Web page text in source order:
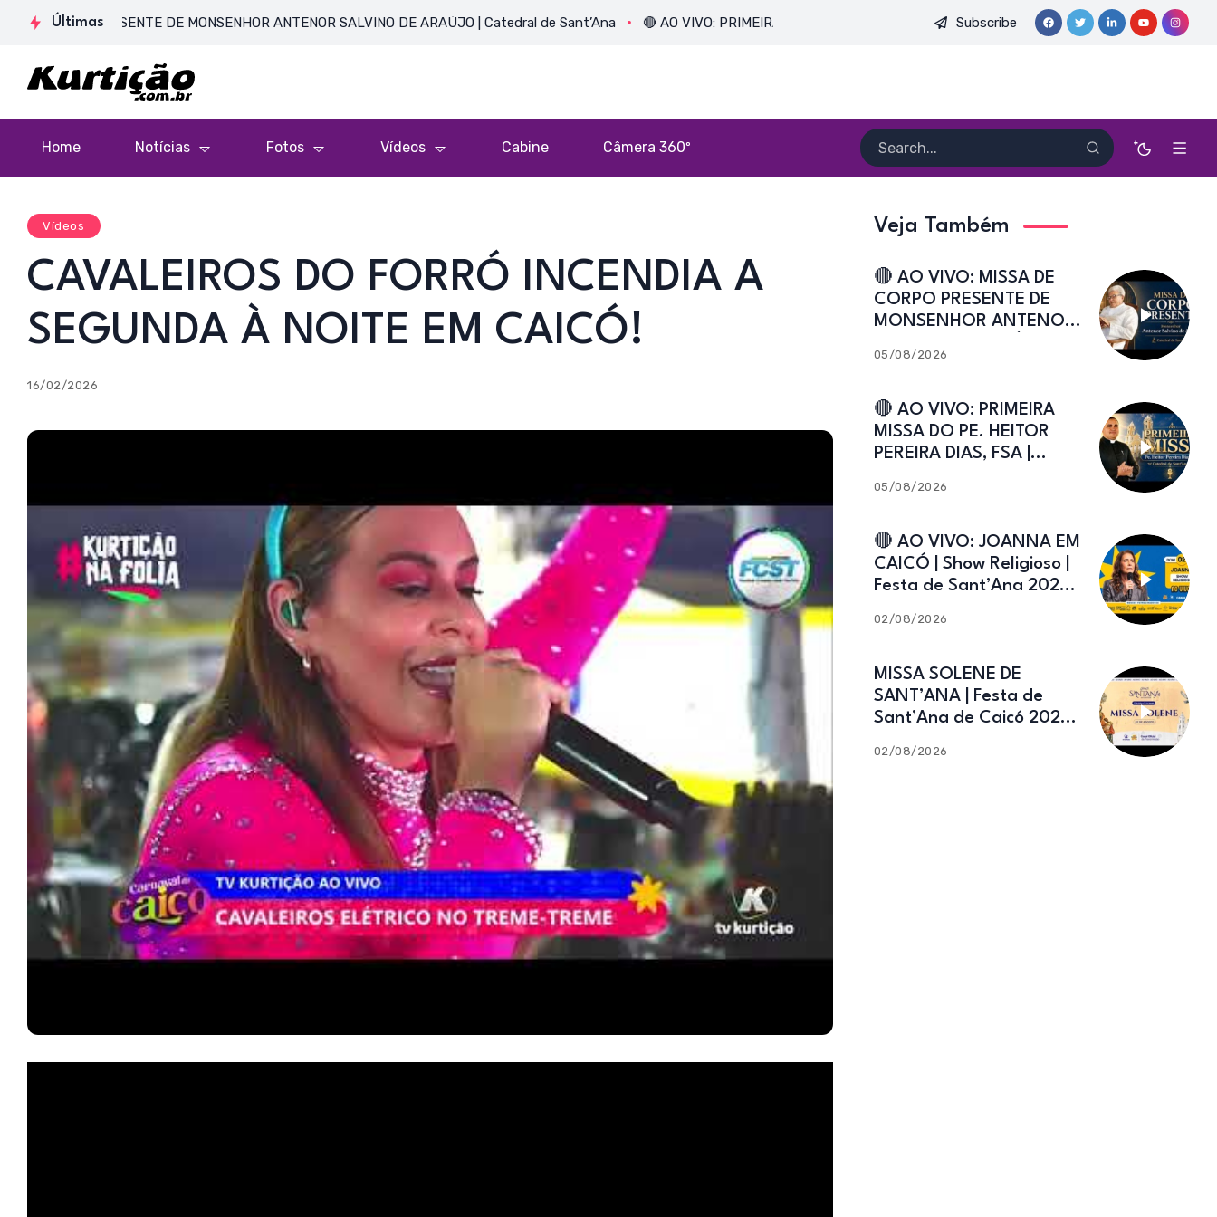
Últimas
PRESENTE DE MONSENHOR ANTENOR SALVINO DE ARAÚJO | Catedral de Sant’Ana 🔴 AO VIVO: PRIMEIRA MISSA DO PE. HEITOR PEREIRA DIAS, FSA | Catedral de Sant’Ana | Caicó-RN
Subscribe
Home Notícias Fotos Vídeos Cabine Câmera 360º
Vídeos
CAVALEIROS DO FORRÓ INCENDIA A
SEGUNDA À NOITE EM CAICÓ!
16/02/2026
Veja Também
🔴 AO VIVO: MISSA DE
CORPO PRESENTE DE
MONSENHOR ANTENOR
Catedral de Sant’Ana
05/08/2026
🔴 AO VIVO: PRIMEIRA
MISSA DO PE. HEITOR
PEREIRA DIAS, FSA |
Caicó-RN
05/08/2026
🔴 AO VIVO: JOANNA EM
CAICÓ | Show Religioso |
Festa de Sant’Ana 2026 |
02/08/2026
MISSA SOLENE DE
SANT’ANA | Festa de
Sant’Ana de Caicó 2026 |
02/08/2026